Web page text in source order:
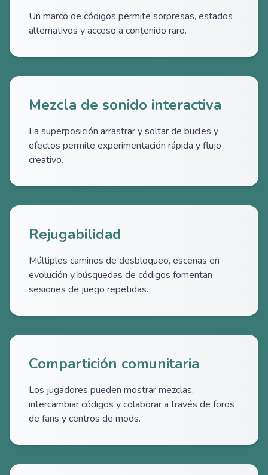
Un marco de códigos permite sorpresas, estados
alternativos y acceso a contenido raro.
Mezcla de sonido interactiva
La superposición arrastrar y soltar de bucles y
efectos permite experimentación rápida y flujo
creativo.
Rejugabilidad
Múltiples caminos de desbloqueo, escenas en
evolución y búsquedas de códigos fomentan
sesiones de juego repetidas.
Compartición comunitaria
Los jugadores pueden mostrar mezclas,
intercambiar códigos y colaborar a través de foros
de fans y centros de mods.